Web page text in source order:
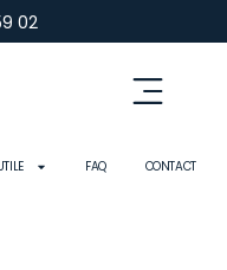
02
FAQ CONTACT